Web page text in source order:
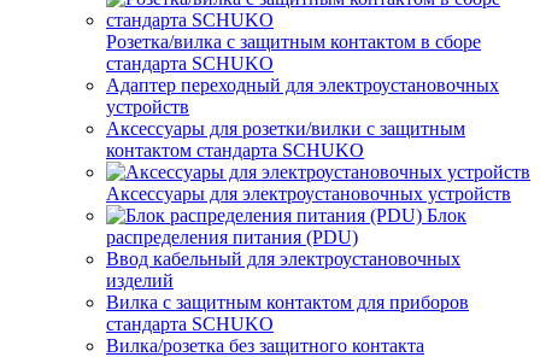
Розетка/вилка с защитным контактом в сборе
стандарта SCHUKO
Адаптер переходный для электроустановочных
устройств
Аксессуары для розетки/вилки с защитным
контактом стандарта SCHUKO
Аксессуары для электроустановочных устройств
Блок
распределения питания (PDU)
Ввод кабельный для электроустановочных
изделий
Вилка с защитным контактом для приборов
стандарта SCHUKO
Вилка/розетка без защитного контакта